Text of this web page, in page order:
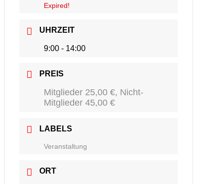
Expired!
UHRZEIT
9:00 - 14:00
PREIS
Mitglieder 25,00 €, Nicht-
Mitglieder 45,00 €
LABELS
Veranstaltung
ORT